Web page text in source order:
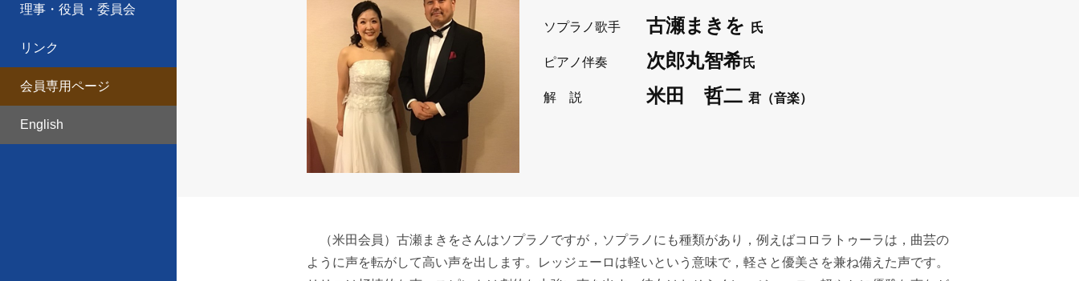
理事・役員・委員会
リンク
会員専用ページ
English
ソプラノ歌手 古瀬まきを 氏
ピアノ伴奏 次郎丸智希氏
解 説 米田 哲二 君（音楽）
（米田会員）古瀬まきをさんはソプラノですが，ソプラノにも種類があり，例えばコロラトゥーラは，曲芸の
ように声を転がして高い声を出します。レッジェーロは軽いという意味で，軽さと優美さを兼ね備えた声です。